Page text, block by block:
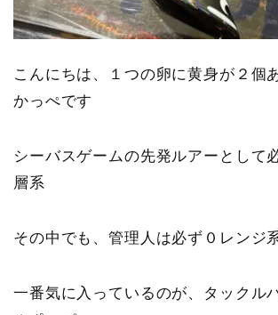
こんにちは、１つの卵に黄身が２
かっぺです
シーバスゲームの先発ルアーとして
層系
その中でも、管理人は必ず０レンジ
一番気に入っているのが、タックル